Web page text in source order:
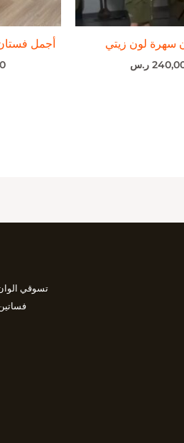
سهرة لون زيتي
ر.س
أجمل
تسوقي